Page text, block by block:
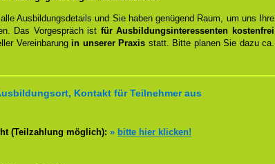
Ausbildungsdetails und Sie haben genügend Raum, um uns Ihre
Das Vorgespräch ist für Ausbildungsinteressenten kostenfrei
Vereinbarung in unserer Praxis statt. Bitte planen Sie dazu ca.
Kontakt für Teilnehmer aus
(Teilzahlung möglich): » bitte hier klicken!